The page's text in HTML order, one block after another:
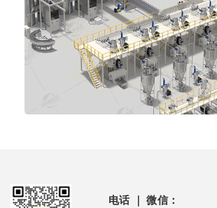
电话 ｜ 微信：